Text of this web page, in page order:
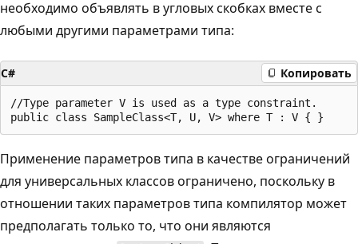
необходимо объявлять в угловых скобках вместе с
любыми другими параметрами типа:
C# Копировать
//Type parameter V is used as a type constraint.
Применение параметров типа в качестве ограничений
для универсальных классов ограничено, поскольку в
отношении таких параметров типа компилятор может
предполагать только то, что они являются